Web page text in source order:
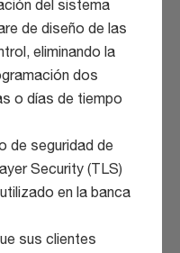
del sistema
de diseño de las
eliminando la
dos
o días de tiempo
de seguridad de
Security (TLS)
en la banca
sus clientes